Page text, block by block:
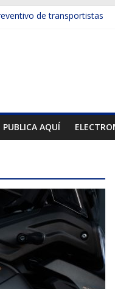
de transportistas
PUBLICA AQUÍ